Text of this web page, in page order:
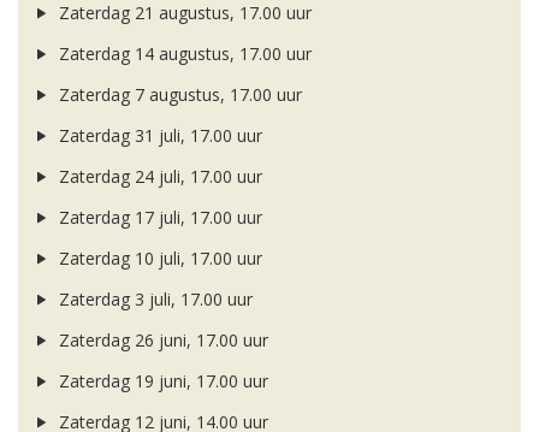
Zaterdag 21 augustus, 17.00 uur
Zaterdag 14 augustus, 17.00 uur
Zaterdag 7 augustus, 17.00 uur
Zaterdag 31 juli, 17.00 uur
Zaterdag 24 juli, 17.00 uur
Zaterdag 17 juli, 17.00 uur
Zaterdag 10 juli, 17.00 uur
Zaterdag 3 juli, 17.00 uur
Zaterdag 26 juni, 17.00 uur
Zaterdag 19 juni, 17.00 uur
Zaterdag 12 juni, 14.00 uur